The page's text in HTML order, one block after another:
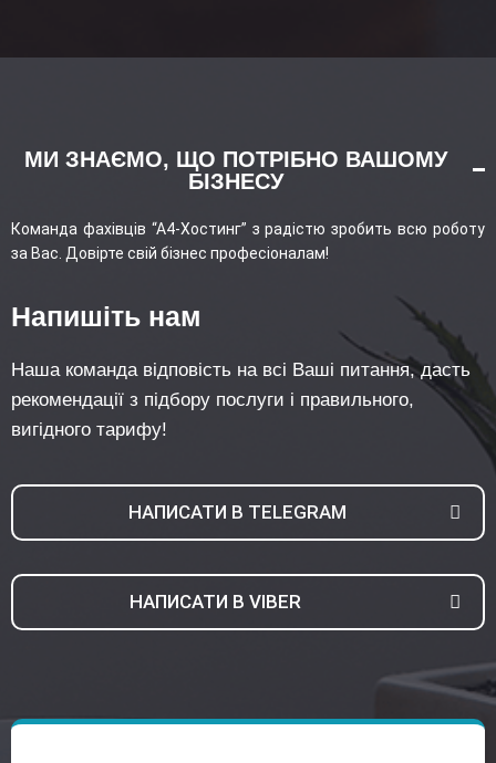
МИ ЗНАЄМО, ЩО ПОТРІБНО ВАШОМУ
БІЗНЕСУ
Команда фахівців “А4-Хостинг” з радістю зробить всю роботу
за Вас. Довірте свій бізнес професіоналам!
Напишіть нам
Наша команда відповість на всі Ваші питання, дасть
рекомендації з підбору послуги і правильного,
вигідного тарифу!
НАПИСАТИ В TELEGRAM
НАПИСАТИ В VIBER